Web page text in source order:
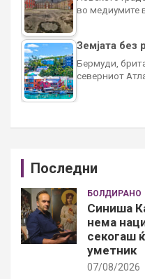
во медиумите
Земјата без
Бермуди,
северниот
Последни
БОЛДИРАНО
Синиша
нема
секогаш
уметник
07/08/2026